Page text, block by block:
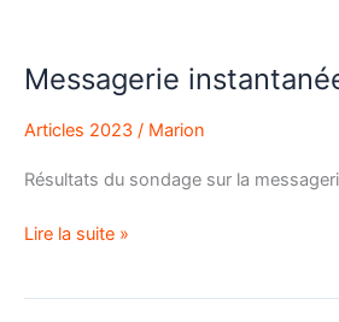
Messagerie
Articles 2023 / Marion
Résultats du sondage sur la
Lire la suite »